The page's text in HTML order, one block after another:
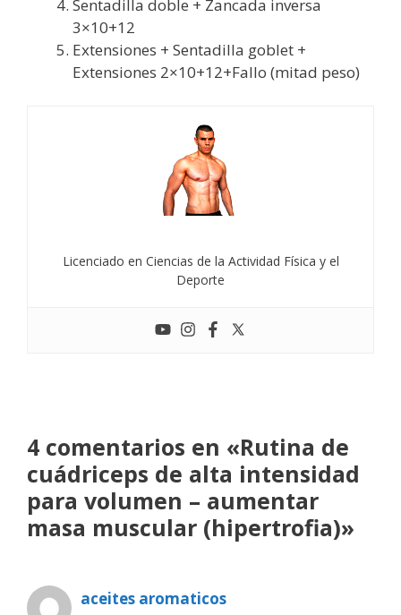
Sentadilla doble + Zancada inversa
3×10+12
Extensiones + Sentadilla goblet +
Extensiones 2×10+12+Fallo (mitad peso)
Licenciado en Ciencias de la Actividad Física y el
Deporte
4 comentarios en «Rutina de
cuádriceps de alta intensidad
para volumen – aumentar
masa muscular (hipertrofia)»
aceites aromaticos